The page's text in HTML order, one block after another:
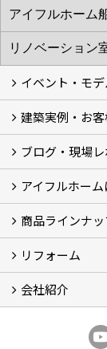
イベント・モ
イベント
モデルハウス
建築実例・お
建築実例
お客様の声
ブログ・現場
ブログ
現場レポート
アイフルホー
アイフルホー
商品ラインナ
商品ラインナ
リフォーム
まるごと断熱
イベント情報
施工事例
会社紹介
スタッフ紹介
個人情報保護